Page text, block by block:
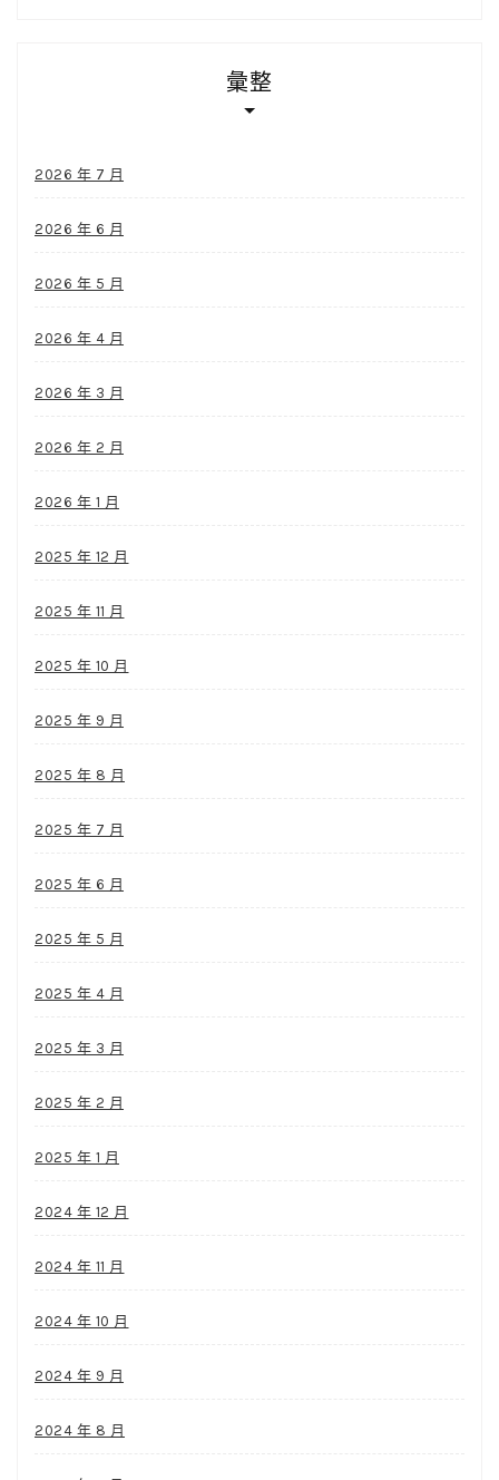
彙整
2026 年 7 月
2026 年 6 月
2026 年 5 月
2026 年 4 月
2026 年 3 月
2026 年 2 月
2026 年 1 月
2025 年 12 月
2025 年 11 月
2025 年 10 月
2025 年 9 月
2025 年 8 月
2025 年 7 月
2025 年 6 月
2025 年 5 月
2025 年 4 月
2025 年 3 月
2025 年 2 月
2025 年 1 月
2024 年 12 月
2024 年 11 月
2024 年 10 月
2024 年 9 月
2024 年 8 月